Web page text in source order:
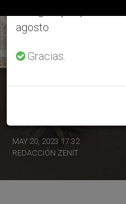
Católicos de Sudán del
MAY 20, 2023 17:32
REDACCIÓN ZENIT
agosto.
Gracias.